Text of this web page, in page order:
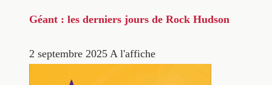
Géant : les derniers jours de Rock Hudson
2 septembre 2025 A l'affiche